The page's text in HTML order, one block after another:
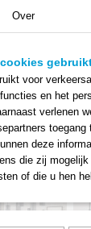
Over
voor
en het
verlenen
deze
die zij
of die u hen